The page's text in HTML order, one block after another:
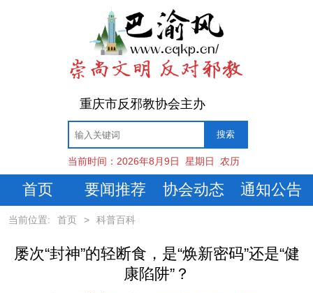
重庆市反邪教协会主办
当前时间： 2026年8月9日 星期日 农历
首页 要闻推荐 协会动态 通知公告
当前位置: 首页 > 科普百科
屡次“封神”的轻断食，是“焕新密码”还是“健
康陷阱”？